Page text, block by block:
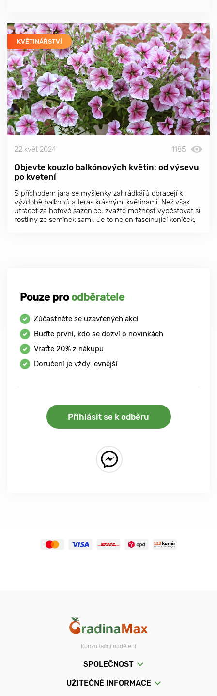
KVĚTINÁŘSTVÍ
22 květ 2024 1185
Objevte kouzlo balkónových květin: od výsevu
po kvetení
S příchodem jara se myšlenky zahrádkářů obracejí k
výzdobě balkonů a teras krásnými květinami. Než však
utrácet za hotové sazenice, zvažte možnost vypěstovat si
rostliny ze semínek sami. Je to nejen fascinující koníček,
Pouze pro odběratele
Zúčastněte se uzavřených akcí
Buďte první, kdo se dozví o novinkách
Vraťte 20% z nákupu
Doručení je vždy levnější
Přihlásit se k odběru
Konzultační oddělení
SPOLEČNOST
UŽITEČNÉ INFORMACE